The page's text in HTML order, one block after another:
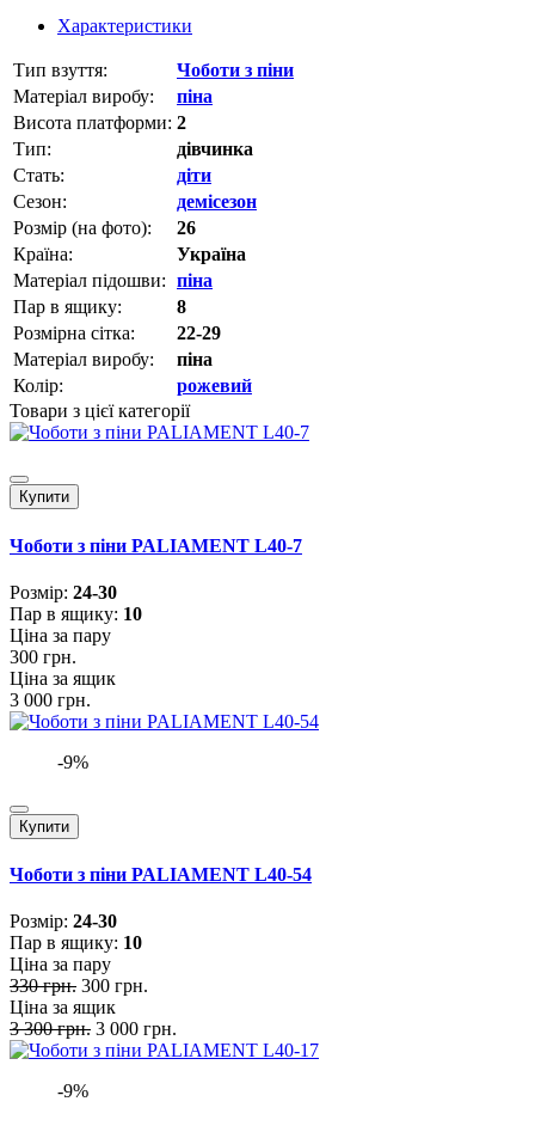
Характеристики
Тип взуття:
Чоботи з піни
Матеріал виробу:
піна
Висота платформи: 2
Тип:
дівчинка
Стать:
діти
Сезон:
демісезон
Розмір (на фото):
26
Країна:
Україна
Матеріал підошви: піна
Пар в ящику:
8
Розмірна сітка:
22-29
Матеріал виробу:
піна
Колір:
рожевий
Товари з цієї категорії
Купити
Чоботи з піни PALIAMENT L40-7
Розмiр: 24-30
Пар в ящику: 10
Ціна за пару
300 грн.
Ціна за ящик
3 000 грн.
-9%
Купити
Чоботи з піни PALIAMENT L40-54
Розмiр: 24-30
Пар в ящику: 10
Ціна за пару
330 грн. 300 грн.
Ціна за ящик
3 300 грн. 3 000 грн.
-9%